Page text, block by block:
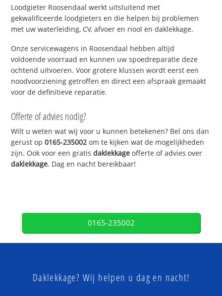
Loodgieter Roosendaal werkt uitsluitend met
gekwalificeerde loodgieters en die helpen bij problemen
met uw waterleiding, CV, afvoer en riool en daklekkage.
Onze servicewagens in Roosendaal hebben altijd
voldoende voorraad en kunnen uw spoedreparatie deze
ochtend uitvoeren. Voor grotere klussen wordt eerst een
noodvoorziening getroffen en direct een afspraak gemaakt
voor de definitieve reparatie.
Offerte of advies nodig?
Wilt u weten wat wij voor u kunnen betekenen? Bel ons dan
gerust op0165-235002 om te kijken wat de mogelijkheden
zijn. Ook voor een gratisdaklekkage offerte of advies over
daklekkage. Dag en nacht bereikbaar!
0165-235002
Daklekkage? Wij helpen u dag en nacht!